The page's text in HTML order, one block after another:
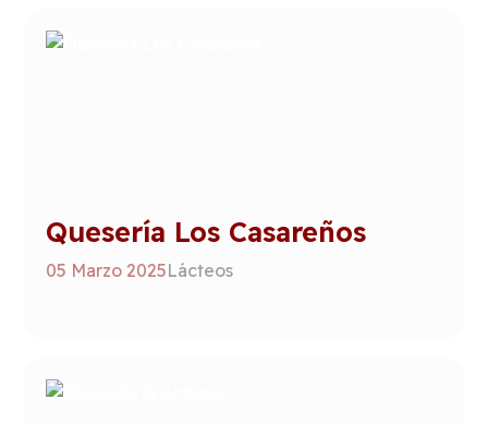
Quesería Los Casareños
05 Marzo 2025Lácteos